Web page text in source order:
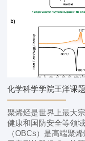
化学科学学院王洋课
聚烯烃是世界上最大
健康和国防安全等领
（OBCs）是高端聚